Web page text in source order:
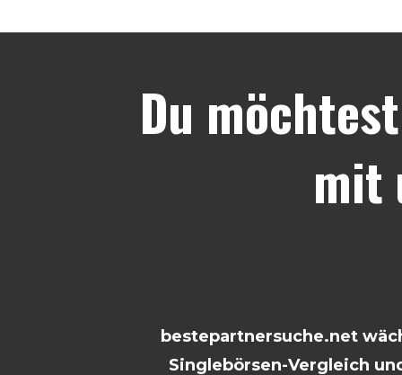
Du
mit
bestepartnersuche.net
Singlebörsen-Vergleich